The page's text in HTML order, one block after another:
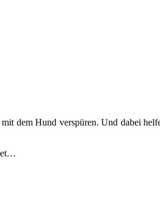
dem Hund verspüren. Und dabei